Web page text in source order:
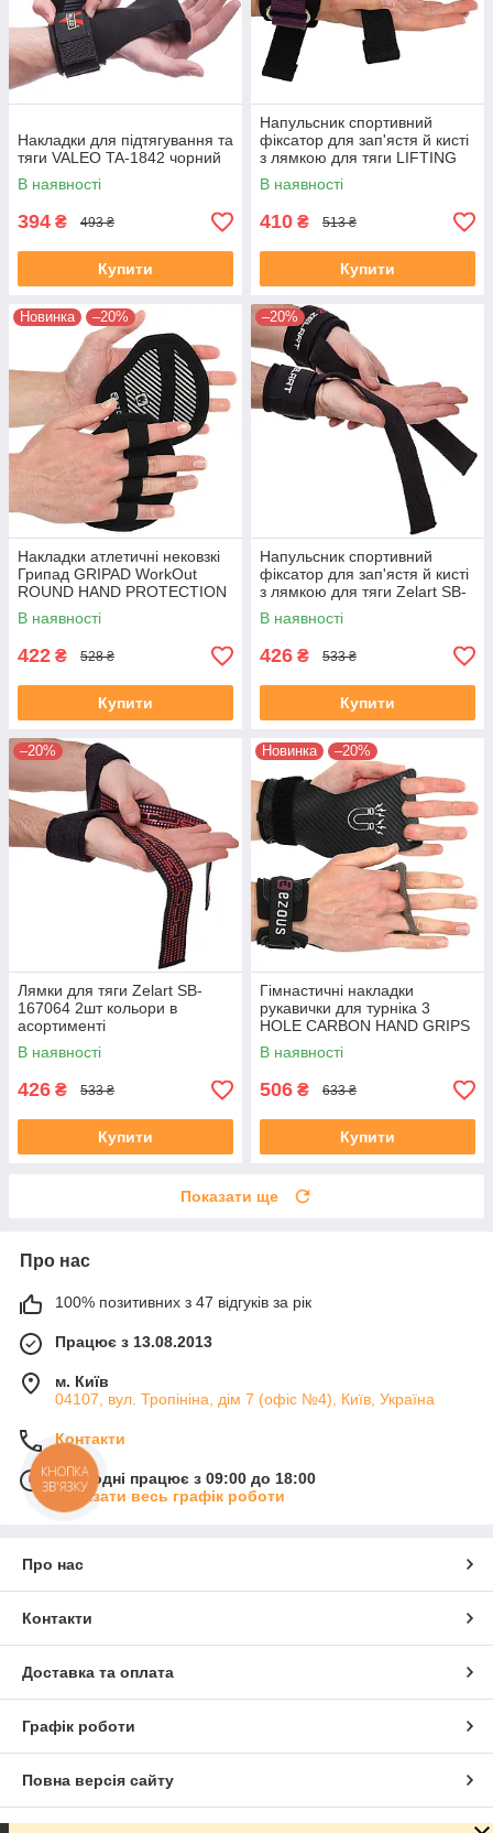
Накладки для підтягування та
тяги VALEO TA-1842 чорний
В наявності
394 ₴ 493 ₴
Купити
Напульсник спортивний
фіксатор для зап'ястя й кисті
з лямкою для тяги LIFTING
STRAP EZOUS B-10 2шт
чорний-фіолетовий
В наявності
410 ₴ 513 ₴
Купити
Новинка –20%
Накладки атлетичні нековзкі
Грипад GRIPAD WorkOut
ROUND HAND PROTECTION
EZOUS D-02 чорний
В наявності
422 ₴ 528 ₴
Купити
–20%
Напульсник спортивний
фіксатор для зап'ястя й кисті
з лямкою для тяги Zelart SB-
167052 2шт чорний
В наявності
426 ₴ 533 ₴
Купити
–20%
Лямки для тяги Zelart SB-
167064 2шт кольори в
асортименті
В наявності
426 ₴ 533 ₴
Купити
Новинка –20%
Гімнастичні накладки
рукавички для турніка 3
HOLE CARBON HAND GRIPS
EZOUS D-15 2шт розмір S-L
чорний
В наявності
506 ₴ 633 ₴
Купити
Показати ще
Про нас
100% позитивних з 47 відгуків за рік
Працює з 13.08.2013
м. Київ
04107, вул. Тропініна, дім 7 (офіс №4), Київ, Україна
Контакти
Сьогодні працює з 09:00 до 18:00
Показати весь графік роботи
Про нас
Контакти
Доставка та оплата
Графік роботи
Повна версія сайту
КНОПКА
ЗВ'ЯЗКУ